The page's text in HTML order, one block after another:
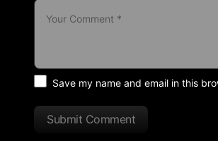
Save my name and email in this
Submit Comment